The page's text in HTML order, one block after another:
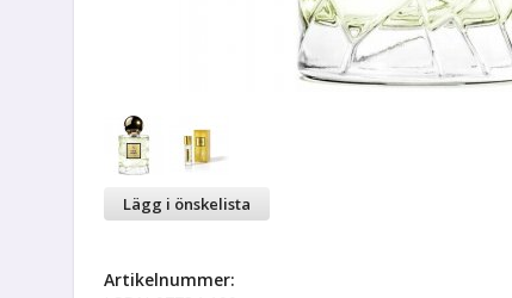
Lägg i önskelista
Artikelnummer: